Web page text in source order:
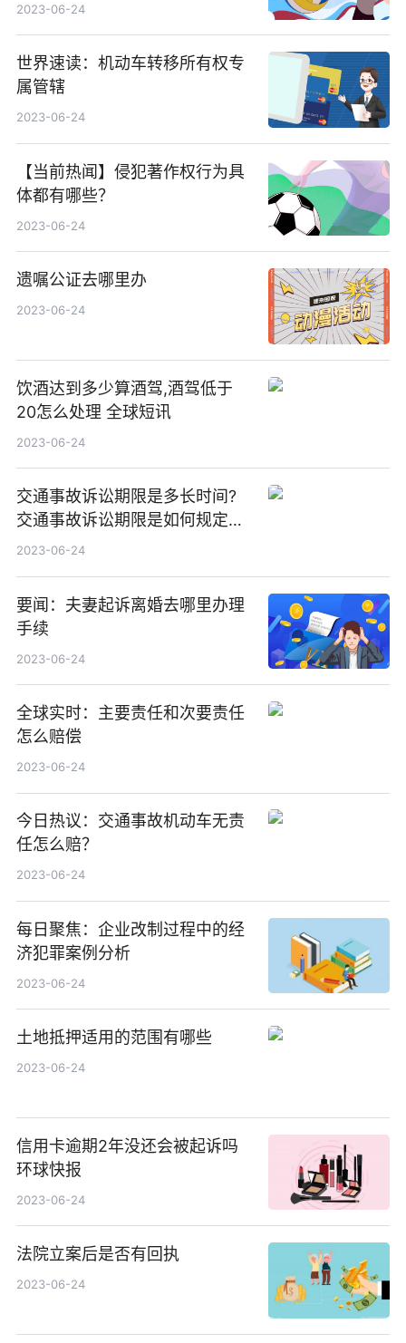
2023-06-24
世界速读：机动车转移所有权专
属管辖
2023-06-24
【当前热闻】侵犯著作权行为具
体都有哪些？
2023-06-24
遗嘱公证去哪里办
2023-06-24
饮酒达到多少算酒驾,酒驾低于
20怎么处理 全球短讯
2023-06-24
交通事故诉讼期限是多长时间?
交通事故诉讼期限是如何规定
2023
2023-06-24
要闻：夫妻起诉离婚去哪里办理
手续
2023-06-24
全球实时：主要责任和次要责任
怎么赔偿
2023-06-24
今日热议：交通事故机动车无责
任怎么赔？
2023-06-24
每日聚焦：企业改制过程中的经
济犯罪案例分析
2023-06-24
土地抵押适用的范围有哪些
2023-06-24
信用卡逾期2年没还会被起诉吗
环球快报
2023-06-24
法院立案后是否有回执
2023-06-24